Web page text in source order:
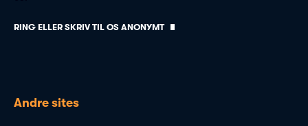
RING ELLER SKRIV TIL OS ANONYMT
Andre sites